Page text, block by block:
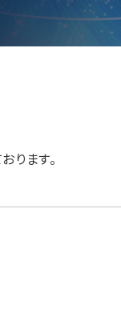
ります。